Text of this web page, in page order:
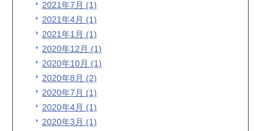
2021年7月 (1)
2021年4月 (1)
2021年1月 (1)
2020年12月 (1)
2020年10月 (1)
2020年8月 (2)
2020年7月 (1)
2020年4月 (1)
2020年3月 (1)